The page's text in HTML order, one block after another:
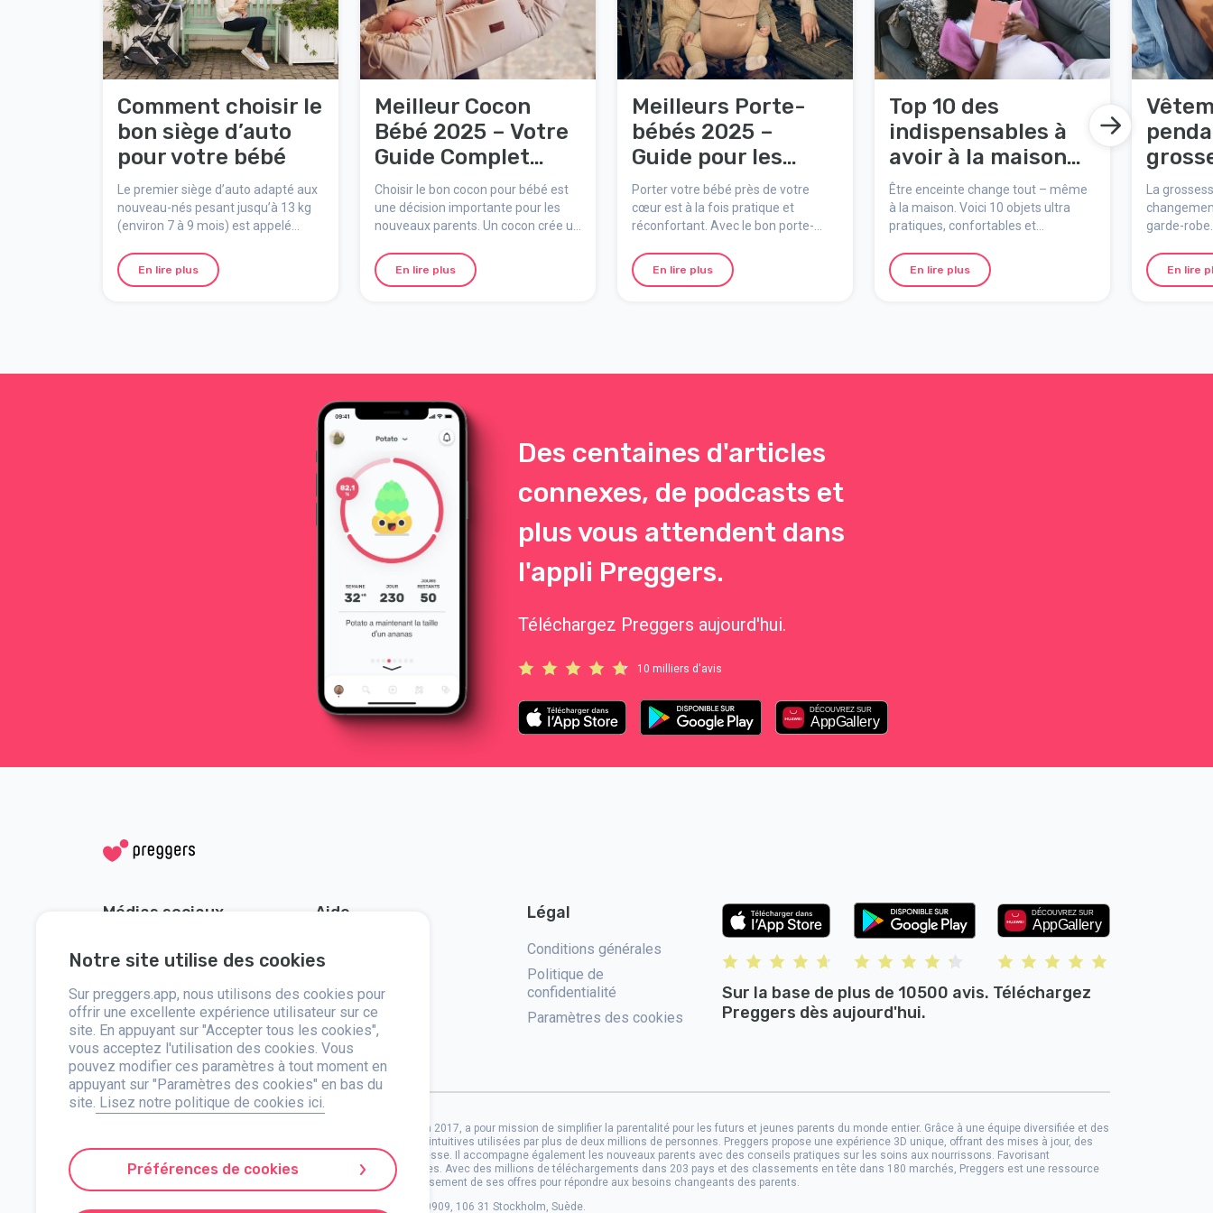
Comment choisir le
bon siège d’auto
pour votre bébé
Le premier siège d’auto adapté aux
nouveau-nés pesant jusqu’à 13 kg
(environ 7 à 9 mois) est appelé
roulez en voiture avec votre bébé, le
siège d’auto pour bébé est
En lire plus
Meilleur Cocon
Bébé 2025 – Votre
Guide Complet
avec les Meilleurs
Choix
Choisir le bon cocon pour bébé est
une décision importante pour les
nouveaux parents. Un cocon crée un
bébé puisse se reposer ou dormir, à
la maison comme en déplacement.
En lire plus
Meilleurs Porte-
bébés 2025 –
Guide pour les
Parents
Porter votre bébé près de votre
cœur est à la fois pratique et
réconfortant. Avec le bon porte-
libres tout en assurant à votre
enfant un sentiment de sécurité et
En lire plus
Top 10 des
indispensables à
avoir à la maison
quand on est
enceinte
Être enceinte change tout – même
à la maison. Voici 10 objets ultra
pratiques, confortables et
plus sereinement chez toi. Parfait si
tu veux te sentir prête dès le début !
En lire plus
pour
La
garde-
votre style,
votre
En lire
Des centaines d'articles
connexes, de podcasts et
plus vous attendent dans
l'appli Preggers.
Téléchargez Preggers aujourd'hui.
10 milliers d'avis
Médias sociaux
Instagram
Aide
À propos
Presse
Légal
Conditions générales
Politique de
confidentialité
Paramètres des cookies
Sur la base de plus de 10500 avis. Téléchargez
Preggers dès aujourd'hui.
Preggers, lancé par le studio d'applications suédois Stroller AB en 2017, a pour mission de simplifier la parentalité pour les futurs et jeunes parents du monde entier. Grâce à une équipe diversifiée et des
partenariats avec des experts, ils ont développé des applications intuitives utilisées par plus de deux millions de personnes. Preggers propose une expérience 3D unique, offrant des mises à jour, des
conseils et des outils personnalisés à chaque étape de la grossesse. Il accompagne également les nouveaux parents avec des conseils pratiques sur les soins aux nourrissons. Favorisant
l'inclusivité, Preggers soutient différentes configurations familiales. Avec des millions de téléchargements dans 203 pays et des classements en tête dans 180 marchés, Preggers est une ressource
de confiance. Stroller AB est engagé dans l'innovation et l'élargissement de ses offres pour répondre aux besoins changeants des parents.
Preggers est une marque déposée de Stroller AB, Kivra : 559106-0909, 106 31 Stockholm, Suède.
Notre site utilise des cookies
Sur preggers.app, nous utilisons des cookies pour
offrir une excellente expérience utilisateur sur ce
site. En appuyant sur "Accepter tous les cookies",
vous acceptez l'utilisation des cookies. Vous
pouvez modifier ces paramètres à tout moment en
appuyant sur "Paramètres des cookies" en bas du
site. Lisez notre politique de cookies ici.
Préférences de cookies